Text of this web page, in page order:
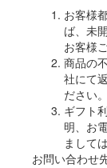
お客様
ば、未
お客様
商品の
社にて
ださい。
ギフト
明、お
まして
お問い合わせ